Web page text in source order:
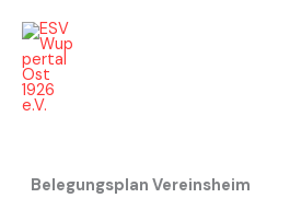
Inhalt
springen
Belegungsplan Vereinsheim